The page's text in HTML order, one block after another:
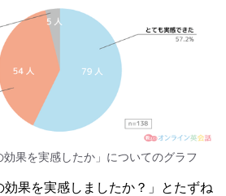
効果を実感したか」についてのグラフ
効果を実感しましたか？」とたずね